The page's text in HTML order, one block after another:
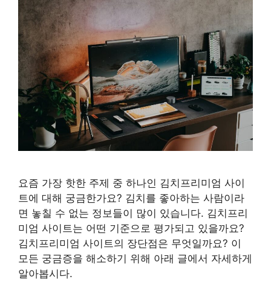
요즘 가장 핫한 주제 중 하나인 김치프리미엄 사이
트에 대해 궁금한가요? 김치를 좋아하는 사람이라
면 놓칠 수 없는 정보들이 많이 있습니다. 김치프리
미엄 사이트는 어떤 기준으로 평가되고 있을까요?
김치프리미엄 사이트의 장단점은 무엇일까요? 이
모든 궁금증을 해소하기 위해 아래 글에서 자세하게
알아봅시다.